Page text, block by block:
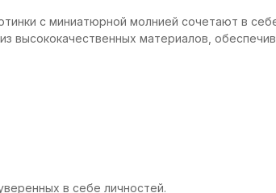
с миниатюрной молнией сочетают в
высококачественных материалов,
в себе личностей.